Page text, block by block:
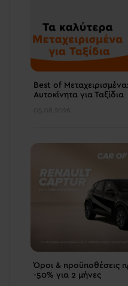
Best of
Αυτοκίνητα για Ταξίδια
05.08.2026
Όροι & προϋποθέσεις
-50% για 2 μήνες